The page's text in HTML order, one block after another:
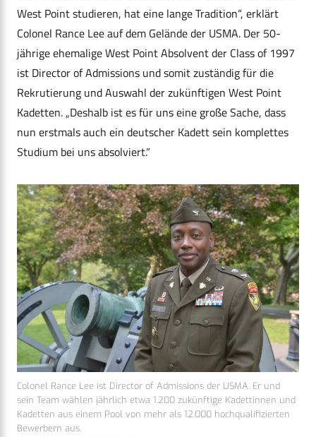
West Point studieren, hat eine lange Tradition“, erklärt
Colonel Rance Lee auf dem Gelände der USMA. Der 50-
jährige ehemalige West Point Absolvent der Class of 1997
ist Director of Admissions und somit zuständig für die
Rekrutierung und Auswahl der zukünftigen West Point
Kadetten. „Deshalb ist es für uns eine große Sache, dass
nun erstmals auch ein deutscher Kadett sein komplettes
Studium bei uns absolviert.“
Colonel Rance Lee ist Director of Admissions der USMA. Er und
sein Team wählen jährlich etwa 1.200 zukünftige Kadettinnen und
Kadetten aus einem Pool von mehr als 12.000 hochqualifizierten
Bewerbern aus.